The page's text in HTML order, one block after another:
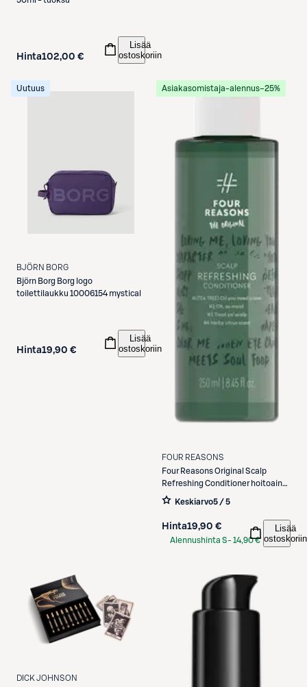
Hinta102,00 €
Lisää
ostoskoriin
Uutuus
BJÖRN BORG
Björn Borg Borg logo
toilettilaukku 10006154 mystical
Hinta19,90 €
Lisää
ostoskoriin
Asiakasomistaja-alennus−25%
FOUR REASONS
Four ReasonsOriginal Scalp
Refreshing Conditioner hoitoaine
250 ml
Keskiarvo5 / 5
Hinta19,90 €
Alennushinta S-14,90 €
Lisää
ostoskoriin
DICK JOHNSON